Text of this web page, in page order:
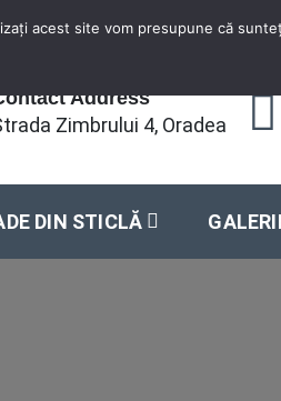
Address
Zimbrului 4, Oradea
DIN STICLĂ
acest site vom presupune că